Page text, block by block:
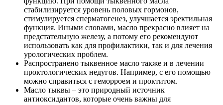
стабилизируется уровень половых гормонов,
стимулируется сперматогенез, улучшается эректильная
функция. Иными словами, масло прекрасно влияет на
предстательную железу, а потому его рекомендуют
использовать как для профилактики, так и для лечения
урологических проблем.
Распространено тыквенное масло также и в лечении
проктологических недугов. Например, с его помощью
можно справиться с геморроем и проктитом.
Масло тыквы – это природный источник
антиоксидантов, которые очень важны для